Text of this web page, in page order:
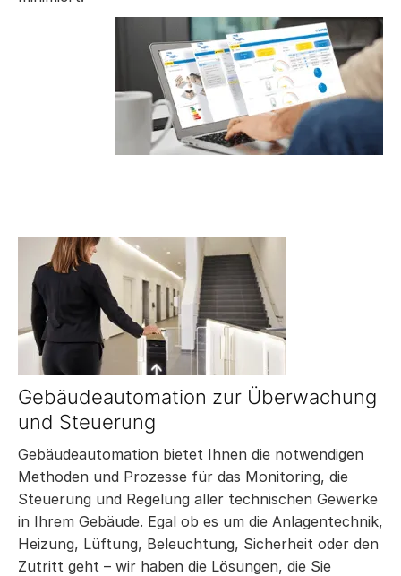
Gebäudeautomation zur Überwachung
und Steuerung
Gebäudeautomation bietet Ihnen die notwendigen
Methoden und Prozesse für das Monitoring, die
Steuerung und Regelung aller technischen Gewerke
in Ihrem Gebäude. Egal ob es um die Anlagentechnik,
Heizung, Lüftung, Beleuchtung, Sicherheit oder den
Zutritt geht – wir haben die Lösungen, die Sie